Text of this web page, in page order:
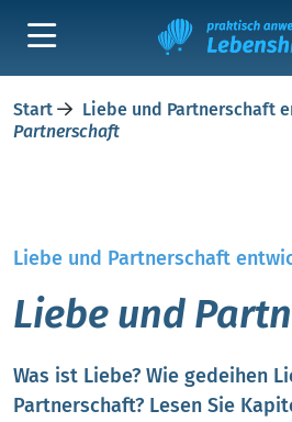
Start Liebe und Partnerschaft
Partnerschaft
Liebe und Partnerschaft
Liebe und
Was ist Liebe? Wie gedeihen
Partnerschaft? Lesen Sie